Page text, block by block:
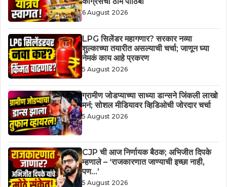
6 August 2026
LPG सिलेंडर महागणार? सरकार नव्या
शुल्काच्या तयारीत असल्याची चर्चा; जाणून घ्या
नेमकं काय आहे प्रकरण
5 August 2026
ग्रामीण जोडप्याच्या साध्या डान्सने जिंकली लाखो
मनं; सोशल मीडियावर व्हिडिओची जोरदार चर्चा
5 August 2026
CJP ची आज निर्णायक बैठक; अभिजीत दिपके
म्हणाले – ‘राजकारणात जाण्याची इच्छा नाही,
पण…’
5 August 2026